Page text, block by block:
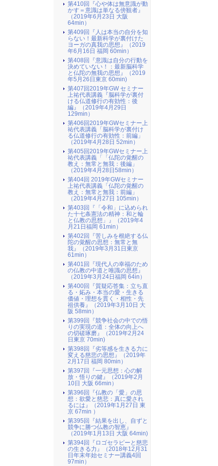
第410回『心や体は無意識が動
かす＝意識は単なる傍観者』
（2019年6月23日 大阪
64min）
第409回『人は本当の自分を知
らない！最新科学が裏付けた
ヨーガの真我の思想』（2019
年6月16日 福岡 60min）
第408回『意識は自分の行動を
決めていない！：最新脳科学
と仏陀の無我の思想』（2019
年5月26日東京 60min)
第407回2019年GW セミナー
上祐代表講義『脳科学が裏付
ける仏道修行の有効性：後
編』（2019年4月29日
129min）
第406回2019年GWセミナー上
祐代表講義「脳科学が裏付け
る仏道修行の有効性：前編」
（2019年4月28日 52min）
第405回2019年GWセミナー上
祐代表講義「「仏陀の覚醒の
教え：無常と無我：後編」
（2019年4月28日58min）
第404回 2019年GWセミナー
上祐代表講義「仏陀の覚醒の
教え：無常と無我：前編」
（2019年4月27日 105min）
第403回『「令和」に込められ
た十七条憲法の精神：和と輪
と仏教の思想」』（2019年4
月21日福岡 61min）
第402回『苦しみを根絶する仏
陀の覚醒の思想：無常と無
我』（2019年3月31日東京
61min）
第401回『現代人の幸福のため
の仏教の中道と唯識の思想』
（2019年3月24日福岡 64in）
第400回『質疑応答集：立ち直
る・妬み・本当の愛・生きる
価値・理想を貫く・相性・先
祖供養』（2019年3月10日 大
阪 58min）
第399回『競争社会の中での悟
りの実現の道：全体の向上へ
の切磋琢磨』（2019年2月24
日東京 70min)
第398回『劣等感を生きる力に
変える慈悲の思想』（2019年
2月17日 福岡 80min）
第397回『一元思想：心の解
放・悟りの鍵』（2019年2月
10日 大阪 66min）
第396回『仏教の「愛」の思
想：欲愛と慈悲：真に愛され
るには』（2019年1月27日 東
京 67min ）
第395回『結果を出し、自ずと
競争に勝つ仏教の智恵』
（2019年1月13日 大阪 64min)
第394回『ロゴセラピーと慈悲
の生きる力』（2018年12月31
日年末年始セミナー講義4回
97min）